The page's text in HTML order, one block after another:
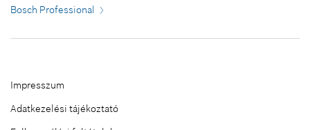
Bosch Professional
Impresszum
Adatkezelési tájékoztató